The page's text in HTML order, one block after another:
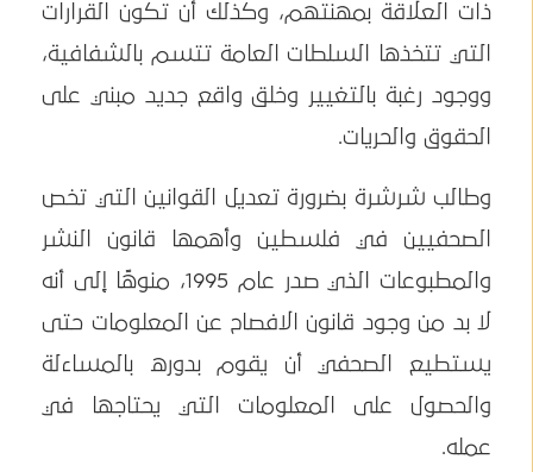
ذات العلاقة بمهنتهم، وكذلك أن تكون القرارات
التي تتخذها السلطات العامة تتسم بالشفافية،
ووجود رغبة بالتغيير وخلق واقع جديد مبني على
الحقوق والحريات.
وطالب شرشرة بضرورة تعديل القوانين التي تخص
الصحفيين في فلسطين وأهمها قانون النشر
والمطبوعات الذي صدر عام 1995، منوهًا إلى أنه
لا بد من وجود قانون الافصاح عن المعلومات حتى
يستطيع الصحفي أن يقوم بدوره بالمساءلة
والحصول على المعلومات التي يحتاجها في
عمله.